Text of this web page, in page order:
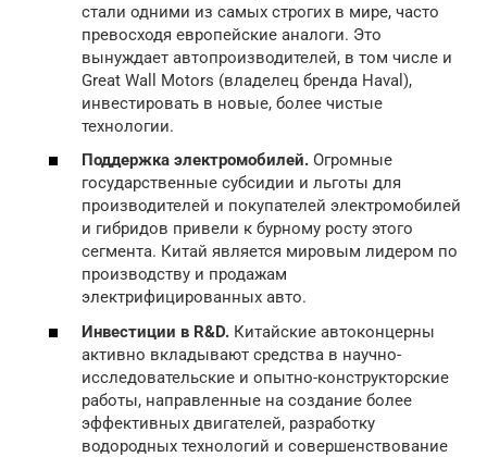
стали одними из самых строгих в мире, часто
превосходя европейские аналоги. Это
вынуждает автопроизводителей, в том числе и
Great Wall Motors (владелец бренда Haval),
инвестировать в новые, более чистые
технологии.
Поддержка электромобилей. Огромные
государственные субсидии и льготы для
производителей и покупателей электромобилей
и гибридов привели к бурному росту этого
сегмента. Китай является мировым лидером по
производству и продажам
электрифицированных авто.
Инвестиции в R&D. Китайские автоконцерны
активно вкладывают средства в научно-
исследовательские и опытно-конструкторские
работы, направленные на создание более
эффективных двигателей, разработку
водородных технологий и совершенствование